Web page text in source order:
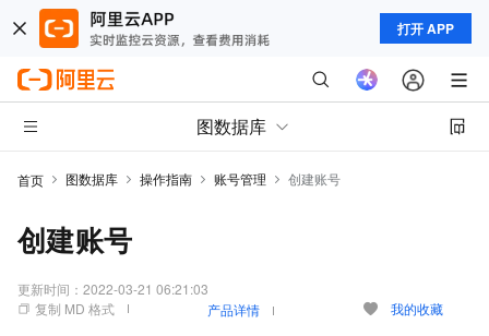
打开 APP
图数据库
首页 图数据库 操作指南 账号管理 创建账号
创建账号
更新时间： 2022-03-21 06:21:03
复制 MD 格式
产品详情 我的收藏